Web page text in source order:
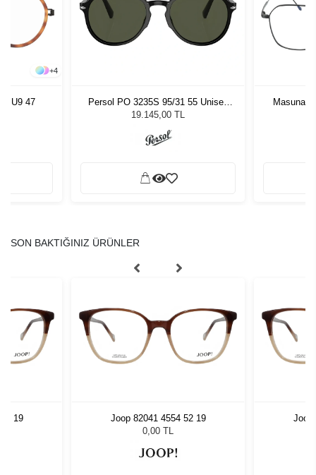
+4
U9 47
Persol PO 3235S 95/31 55 Unisex
Güneş Gözlüğü
19.145,00 TL
SON BAKTIĞINIZ ÜRÜNLER
19
Joop 82041 4554 52 19
0,00 TL
Joop